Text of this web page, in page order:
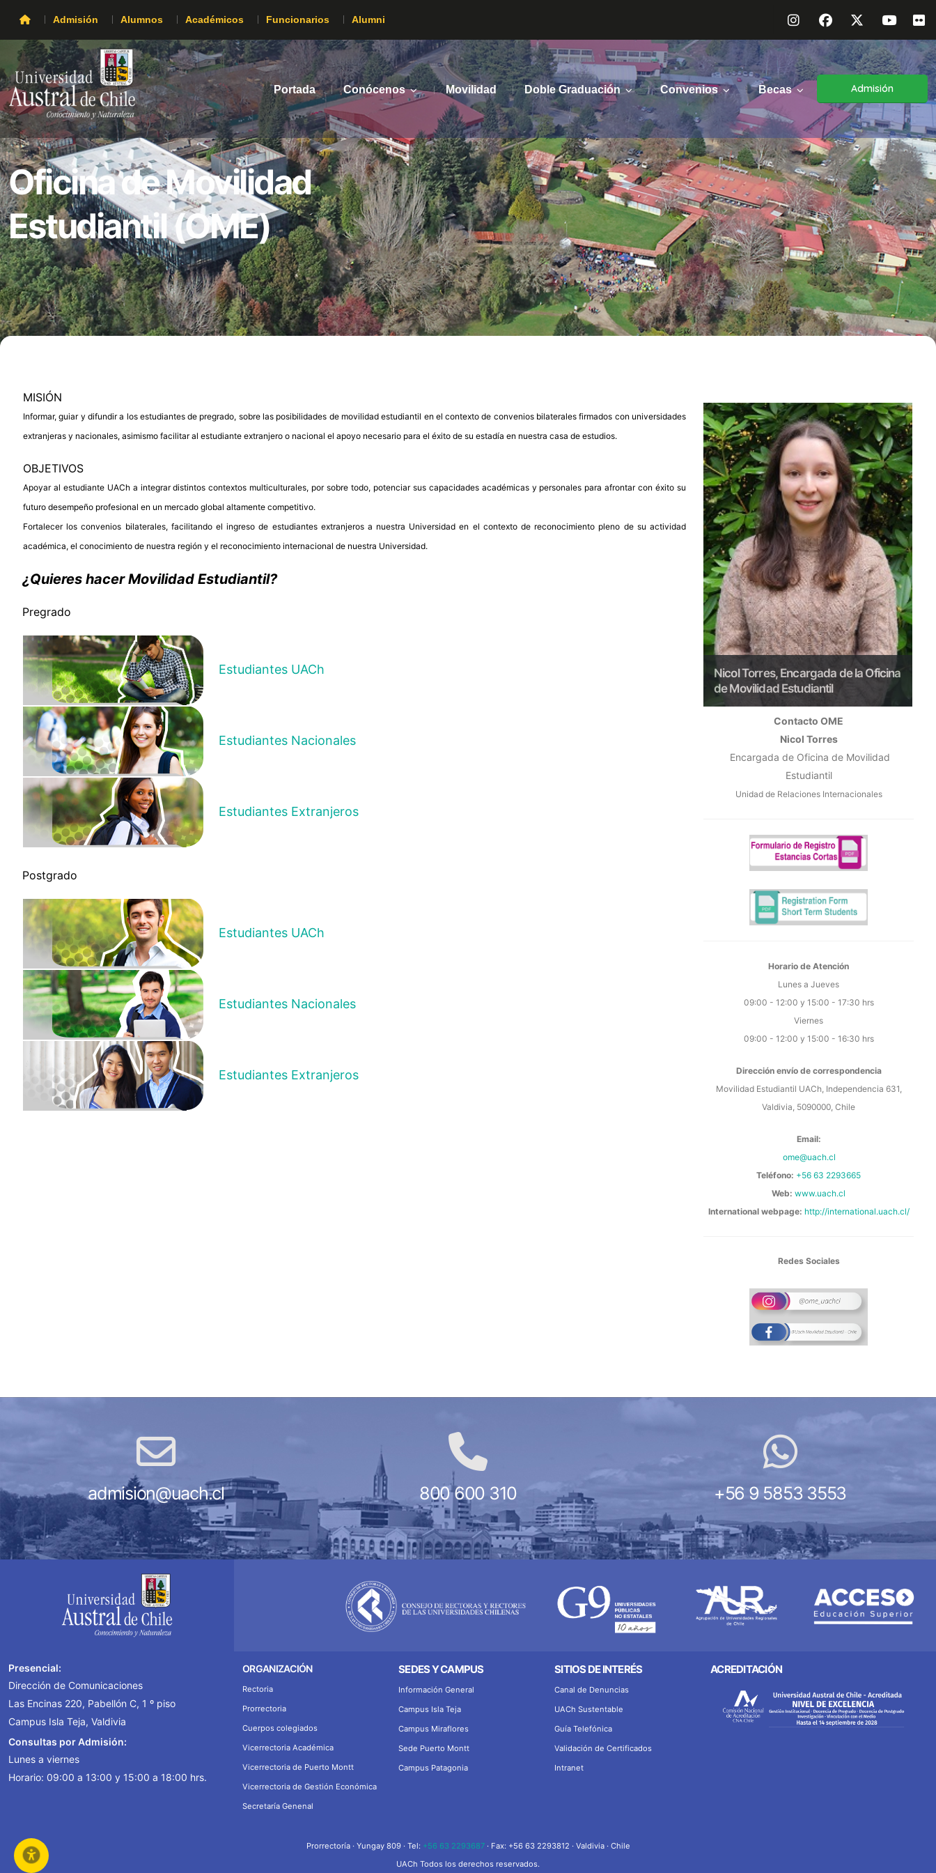
Admisión Alumnos Académicos Funcionarios Alumni
Portada Conócenos Movilidad Doble Graduación Convenios Becas Admisión
Oficina de Movilidad
Estudiantil (OME)
MISIÓN
Informar, guiar y difundir a los estudiantes de pregrado, sobre las posibilidades de movilidad estudiantil en el contexto de convenios bilaterales firmados con universidades
extranjeras y nacionales, asimismo facilitar al estudiante extranjero o nacional el apoyo necesario para el éxito de su estadía en nuestra casa de estudios.
OBJETIVOS
Apoyar al estudiante UACh a integrar distintos contextos multiculturales, por sobre todo, potenciar sus capacidades académicas y personales para afrontar con éxito su
futuro desempeño profesional en un mercado global altamente competitivo.
Fortalecer los convenios bilaterales, facilitando el ingreso de estudiantes extranjeros a nuestra Universidad en el contexto de reconocimiento pleno de su actividad
académica, el conocimiento de nuestra región y el reconocimiento internacional de nuestra Universidad.
¿Quieres hacer Movilidad Estudiantil?
Pregrado
Estudiantes UACh
Estudiantes Nacionales
Estudiantes Extranjeros
Postgrado
Estudiantes UACh
Estudiantes Nacionales
Estudiantes Extranjeros
Nicol Torres, Encargada de la Oficina
Nicol Torres, Encargada de la Oficina
de Movilidad Estudiantil
Contacto OME
Nicol Torres
Encargada de Oficina de Movilidad
Estudiantil
Unidad de Relaciones Internacionales
Horario de Atención
Lunes a Jueves
09:00 - 12:00 y 15:00 - 17:30 hrs
Viernes
09:00 - 12:00 y 15:00 - 16:30 hrs
Dirección envío de correspondencia
Movilidad Estudiantil UACh, Independencia 631,
Valdivia, 5090000, Chile
Email​:
ome@uach.cl
Teléfono: +56 63 2293665
Web: www.uach.cl
International webpage: http://international.uach.cl/
Redes Sociales
admision@uach.cl 800 600 310 +56 9 5853 3553
Presencial:
Dirección de Comunicaciones
Las Encinas 220, Pabellón C, 1 º piso
Campus Isla Teja, Valdivia
Consultas por Admisión:
Lunes a viernes
Horario: 09:00 a 13:00 y 15:00 a 18:00 hrs.
ORGANIZACIÓN
Rectoria
Prorrectoria
Cuerpos colegiados
Vicerrectoria Académica
Vicerrectoria de Puerto Montt
Vicerrectoria de Gestión Económica
Secretaría Genenal
SEDES Y CAMPUS
Información General
Campus Isla Teja
Campus Miraflores
Sede Puerto Montt
Campus Patagonia
SITIOS DE INTERÉS
Canal de Denuncias
UACh Sustentable
Guía Telefónica
Validación de Certificados
Intranet
ACREDITACIÓN
Prorrectoría · Yungay 809 · Tel: +56 63 2293687· Fax: +56 63 2293812 · Valdivia · Chile
UACh Todos los derechos reservados.